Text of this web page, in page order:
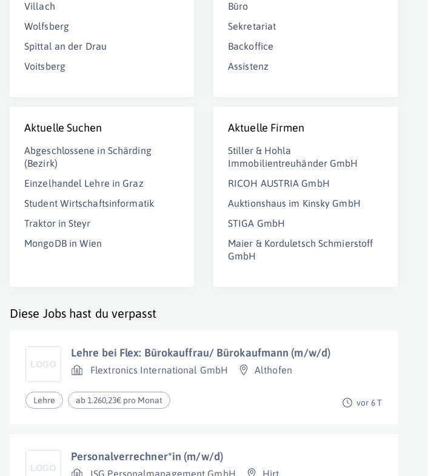
Villach
Wolfsberg
Spittal an der Drau
Voitsberg
Büro
Sekretariat
Backoffice
Assistenz
Aktuelle Suchen
Abgeschlossene in Schärding
(Bezirk)
Einzelhandel Lehre in Graz
Student Wirtschaftsinformatik
Traktor in Steyr
MongoDB in Wien
Aktuelle Firmen
Stiller & Hohla
Immobilientreuhänder GmbH
RICOH AUSTRIA GmbH
Auktionshaus im Kinsky GmbH
STIGA GmbH
Maier & Korduletsch Schmierstoff
GmbH
Diese Jobs hast du verpasst
Lehre bei Flex: Bürokauffrau/ Bürokaufmann (m/w/d)
Flextronics International GmbH Althofen
Lehre ab 1.260,23€ pro Monat vor 6 T
Personalverrechner*in (m/w/d)
ISG Personalmanagement GmbH Hirt